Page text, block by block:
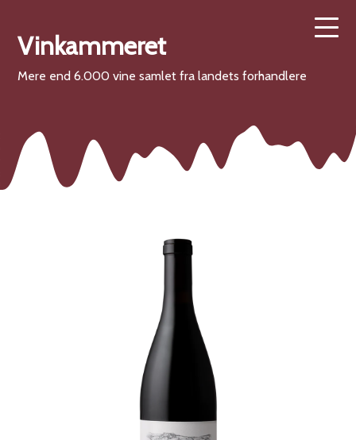
Vinkammeret
Mere end 6.000 vine samlet fra landets forhandlere